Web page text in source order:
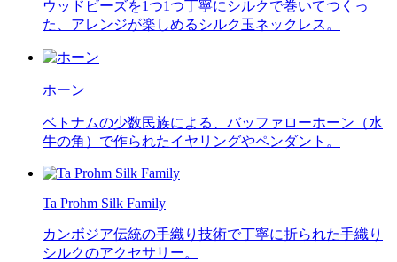
ウッドビーズを1つ1つ丁寧にシルクで巻いてつくっ
た、アレンジが楽しめるシルク玉ネックレス。
ホーン
ベトナムの少数民族による、バッファローホーン（水
牛の角）で作られたイヤリングやペンダント。
Ta Prohm Silk Family
カンボジア伝統の手織り技術で丁寧に折られた手織り
シルクのアクセサリー。